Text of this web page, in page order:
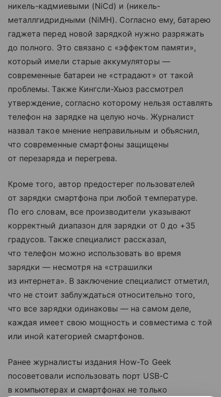
никель-кадмиевыми (NiCd) и (никель-
металлгидридными (NiMH). Согласно ему, батарею
гаджета перед новой зарядкой нужно разряжать
до полного. Это связано с «эффектом памяти»,
который имели старые аккумуляторы —
современные батареи не «страдают» от такой
проблемы. Также Кингсли-Хьюз рассмотрел
утверждение, согласно которому нельзя оставлять
телефон на зарядке на целую ночь. Журналист
назвал такое мнение неправильным и объяснил,
что современные смартфоны защищены
от перезаряда и перегрева.
Кроме того, автор предостерег пользователей
от зарядки смартфона при любой температуре.
По его словам, все производители указывают
корректный диапазон для зарядки от 0 до +35
градусов. Также специалист рассказал,
что телефон можно использовать во время
зарядки — несмотря на «страшилки
из интернета». В заключение специалист отметил,
что не стоит заблуждаться относительно того,
что все зарядки одинаковы — на самом деле,
каждая имеет свою мощность и совместима с той
или иной категорией смартфонов.
Ранее журналисты издания How-To Geek
посоветовали использовать порт USB-C
в компьютерах и смартфонах не только